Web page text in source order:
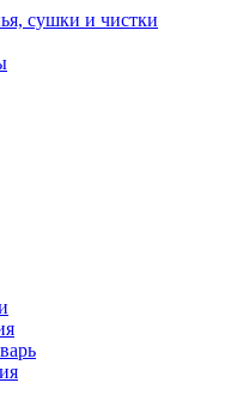
сушки и чистки